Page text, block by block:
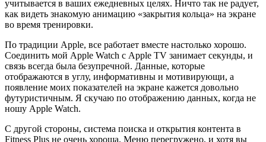
учитывается в ваших ежедневных целях. Ничто так не радует,
как видеть знакомую анимацию «закрытия кольца» на экране
во время тренировки.
По традиции Apple, все работает вместе настолько хорошо.
Соединить мой Apple Watch с Apple TV занимает секунды, и
связь всегда была безупречной. Данные, которые
отображаются в углу, информативны и мотивирующи, а
появление моих показателей на экране кажется довольно
футуристичным. Я скучаю по отображению данных, когда не
ношу Apple Watch.
С другой стороны, система поиска и открытия контента в
Fitness Plus не очень хороша. Меню перегружено, и хотя вы